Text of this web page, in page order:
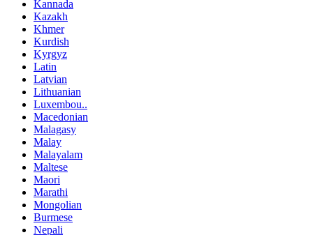
Kannada
Kazakh
Khmer
Kurdish
Kyrgyz
Latin
Latvian
Lithuanian
Luxembou..
Macedonian
Malagasy
Malay
Malayalam
Maltese
Maori
Marathi
Mongolian
Burmese
Nepali